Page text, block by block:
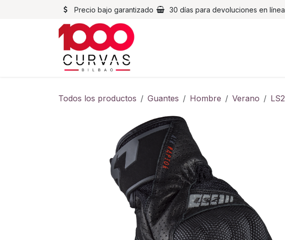
Precio bajo garantizado 30 días para devoluciones en línea
Todos los productos Guantes Hombre Verano LS2